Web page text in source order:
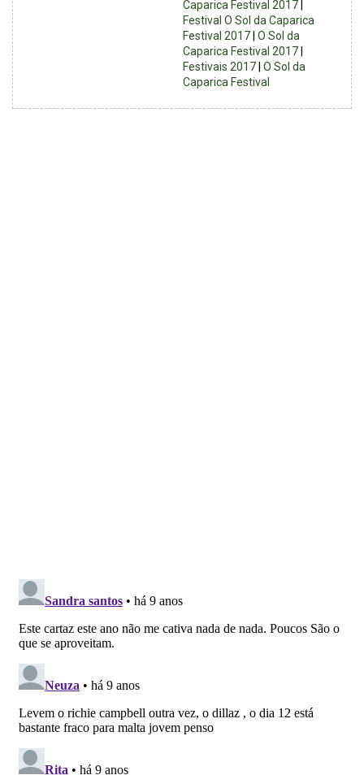
Caparica Festival 2017
Festival O Sol da Caparica
Festival 2017 |O Sol da
Caparica Festival 2017
Festivais 2017 |O Sol da
Caparica Festival